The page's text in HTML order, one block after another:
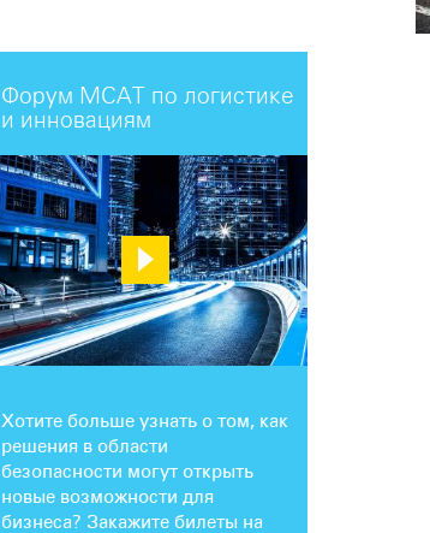
Форум МСАТ по логистике
и инновациям
Хотите больше узнать о том, как
решения в области
безопасности могут открыть
новые возможности для
бизнеса? Закажите билеты на